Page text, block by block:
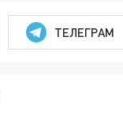
ТЕЛЕГРАМ